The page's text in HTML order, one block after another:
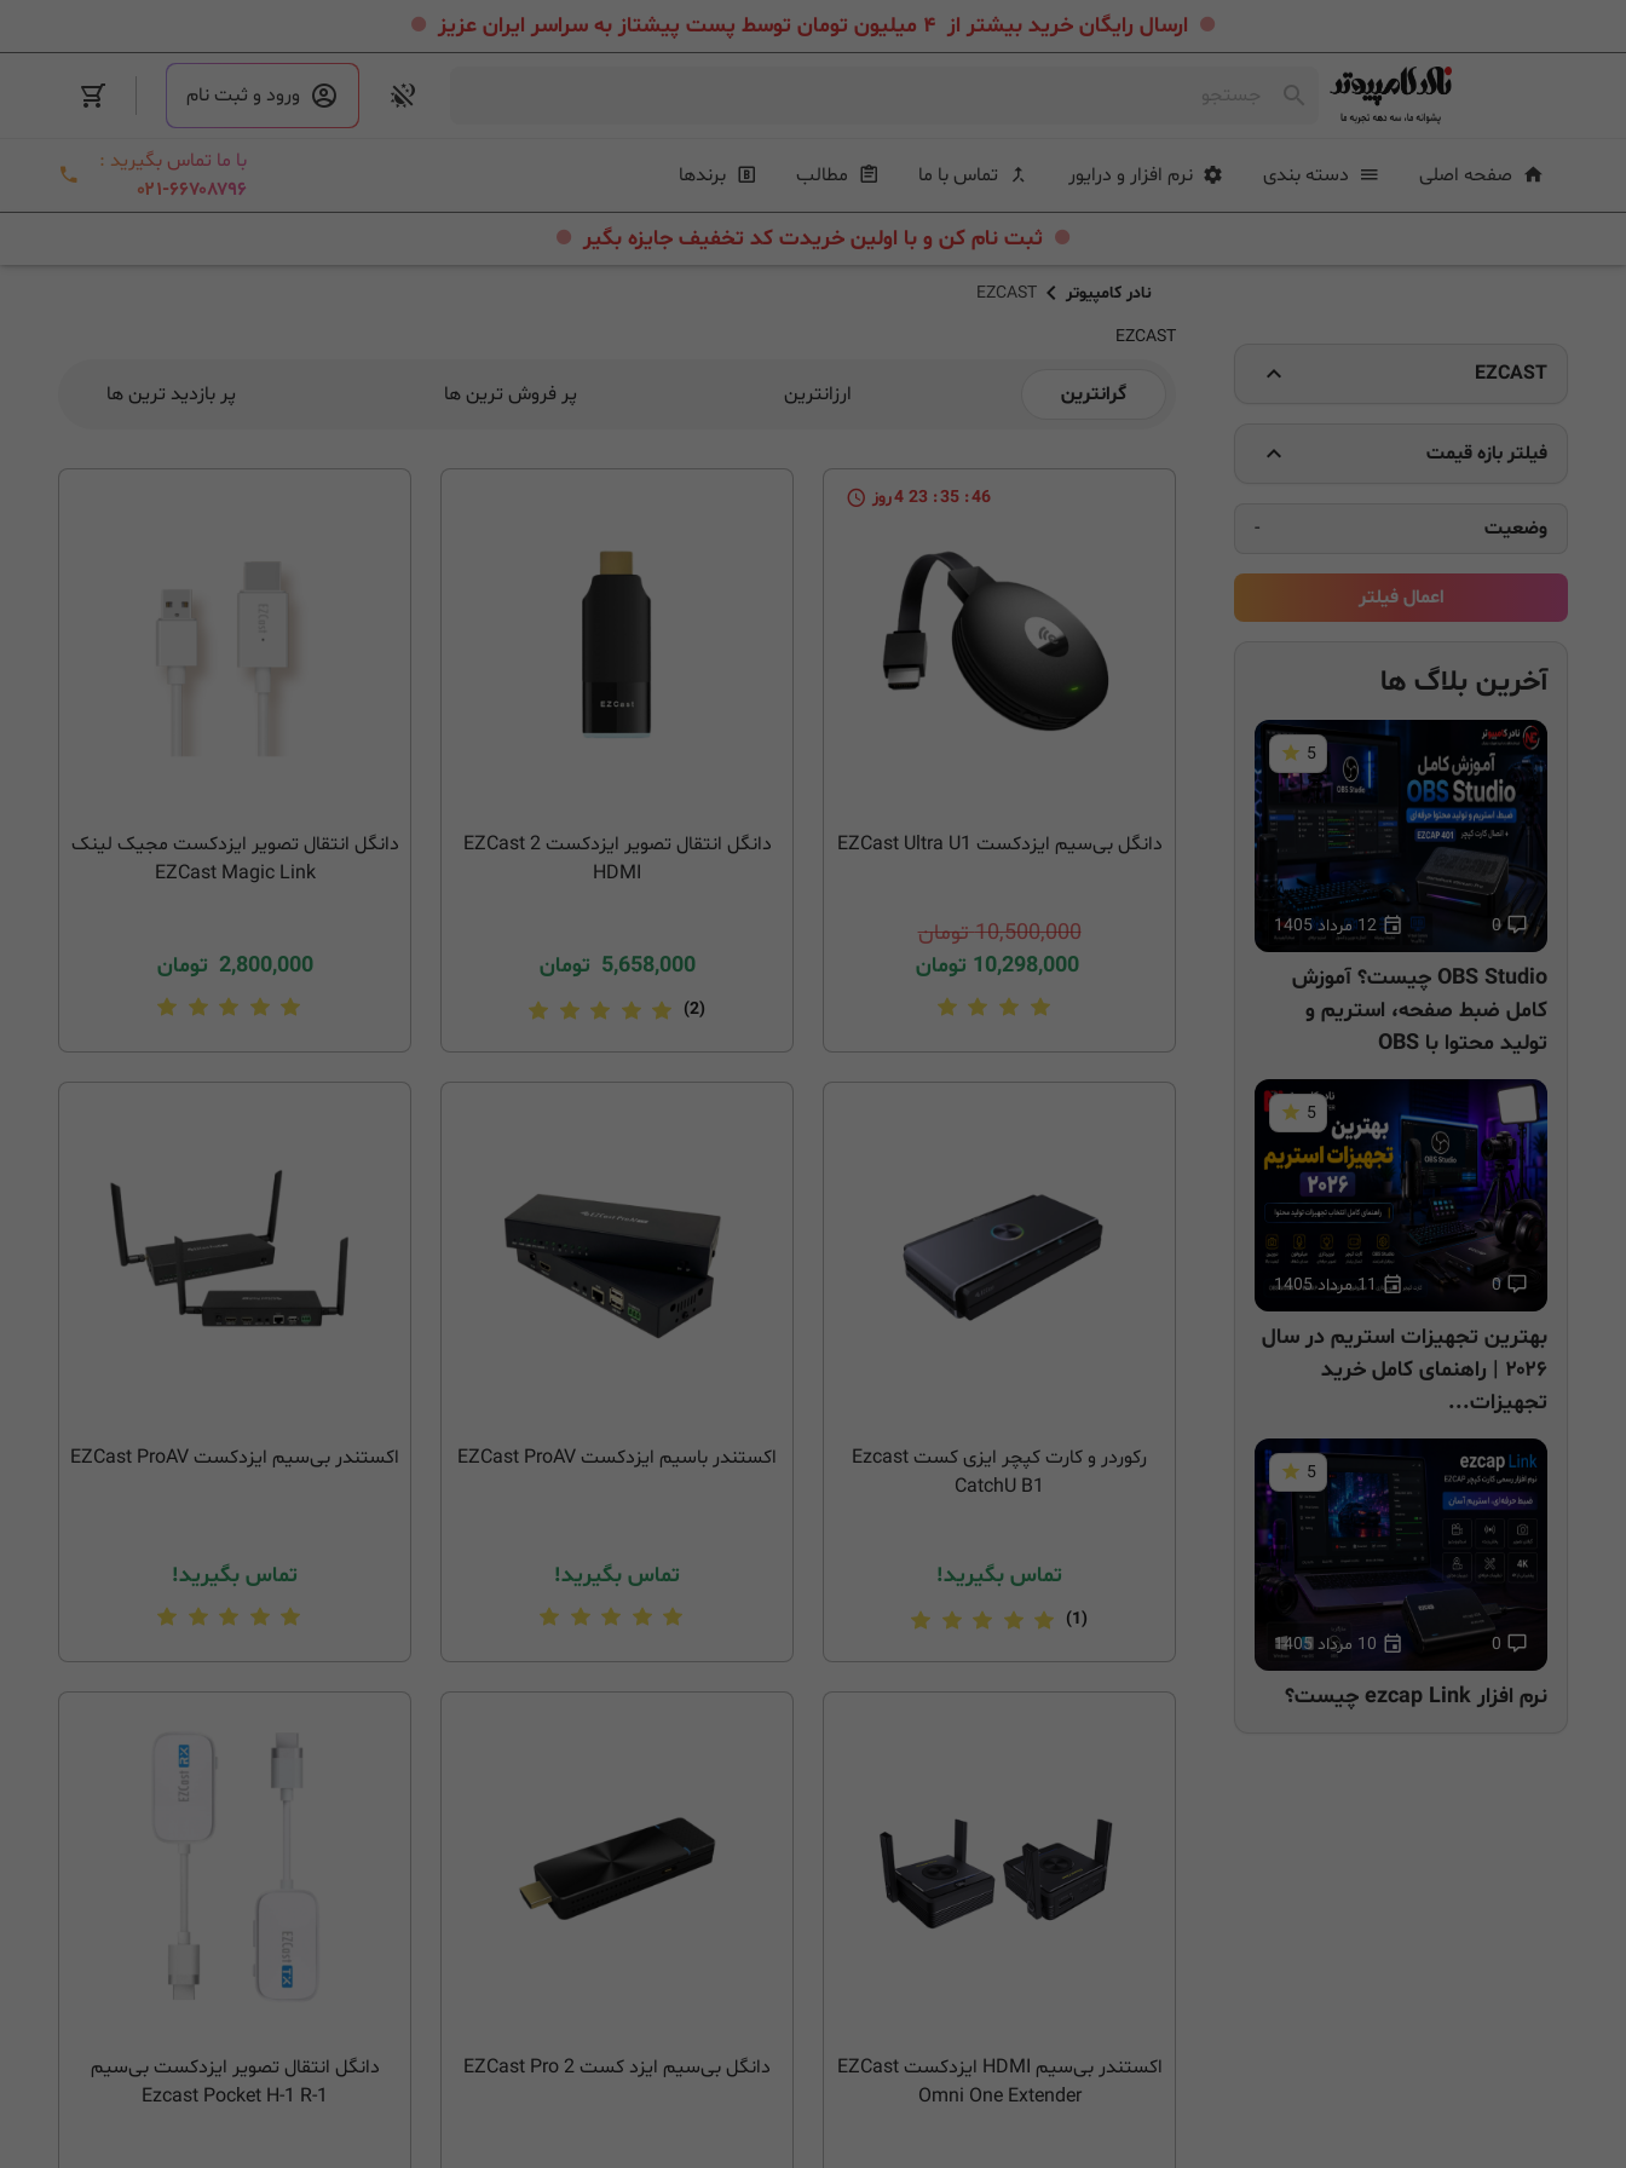
ارسال رایگان خرید بیشتر از ۴ میلیون تومان توسط پست پیشتاز به سراسر ایران عزیز
ورود و ثبت نام
صفحه اصلی دسته بندی نرم افزار و درایور تماس با ما مطالب برندها
با ما تماس بگیرید :
۰۲۱-۶۶۷۰۸۷۹۶
. ثبت نام کن و با اولین خریدت کد تخفیف جایزه بگیر .
نادر کامپیوتر EZCAST
EZCAST
فیلتر بازه قیمت
وضعیت -
اعمال فیلتر
آخرین بلاگ ها
12 مرداد 1405
5
0
OBS Studio چیست؟ آموزش
کامل ضبط صفحه، استریم و
تولید محتوا با OBS
11 مرداد 1405
5
0
بهترین تجهیزات استریم در سال
۲۰۲۶ | راهنمای کامل خرید
تجهیزات...
10 مرداد 1405
5
0
نرم افزار ezcap Link چیست؟
EZCAST
گرانترین ارزانترین پر فروش ترین ها پر بازدید ترین ها
دانگل بی‌سیم ایزدکست EZCast Ultra U1
10,500,000 تومان
10,298,000 تومان
45
:
35
:
23
4روز
دانگل انتقال تصویر ایزدکست EZCast 2
HDMI
5,658,000 تومان
(2)
دانگل انتقال تصویر ایزدکست مجیک لینک
EZCast Magic Link
2,800,000 تومان
رکوردر و کارت کپچر ایزی کست Ezcast
CatchU B1
تماس بگیرید!
(1)
اکستندر باسیم ایزدکست EZCast ProAV
تماس بگیرید!
اکستندر بی‌سیم ایزدکست EZCast ProAV
تماس بگیرید!
اکستندر بی‌سیم HDMI ایزدکست EZCast
Omni One Extender
دانگل بی‌سیم ایزد کست EZCast Pro 2
دانگل انتقال تصویر ایزدکست بی‌سیم
Ezcast Pocket H-1 R-1